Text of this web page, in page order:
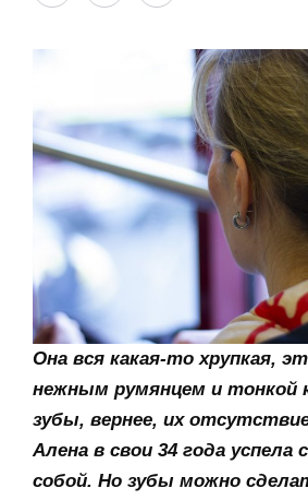
Она вся какая-то хрупкая,
нежным румянцем и тонкой
зубы, вернее, их
Алена в свои 34 года успела
собой. Но зубы можно